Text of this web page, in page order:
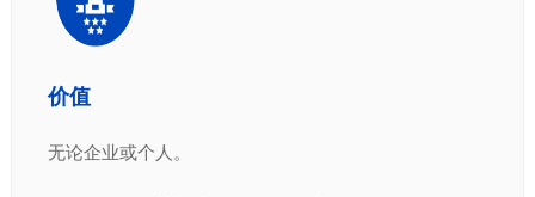
价值
无论企业或个人。